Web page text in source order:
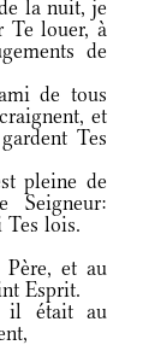
la nuit, je
Te louer, à
de
de tous
et
Tes
pleine de
Seigneur:
Tes lois.
et au
Esprit.
était au